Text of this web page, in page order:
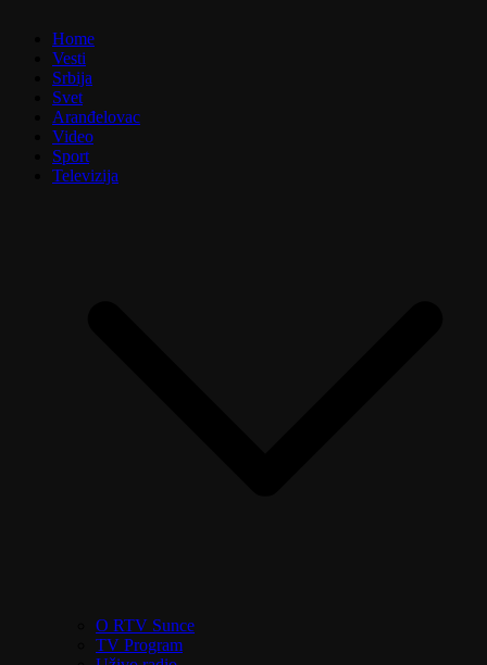
Home
Vesti
Srbija
Svet
Aranđelovac
Video
Sport
Televizija
O RTV Sunce
TV Program